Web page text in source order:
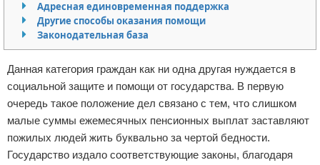
Красота
Кино и сериалы
Покупки
Мода и стиль
Условия предоставления информации
Отказ от ответственности
Адресная единовременная поддержка
Другие способы оказания помощи
Законодательная база
Данная категория граждан как ни одна другая нуждается в
социальной защите и помощи от государства. В первую
очередь такое положение дел связано с тем, что слишком
малые суммы ежемесячных пенсионных выплат заставляют
пожилых людей жить буквально за чертой бедности.
Государство издало соответствующие законы, благодаря